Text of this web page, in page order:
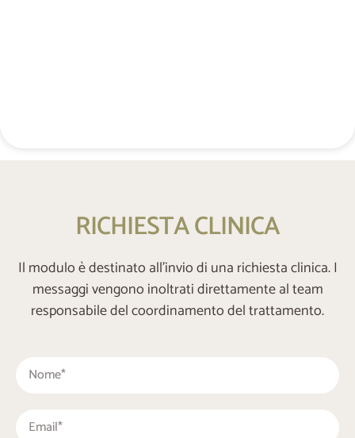
RICHIESTA CLINICA
Il modulo è destinato all’invio di una richiesta clinica. I
messaggi vengono inoltrati direttamente al team
responsabile del coordinamento del trattamento.